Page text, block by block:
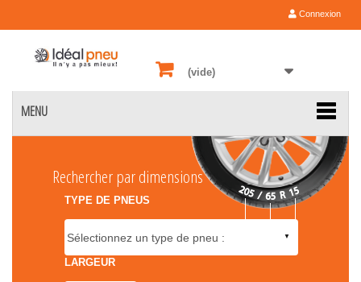
Connexion
(vide)
MENU
Rechercher par dimensions
TYPE DE PNEUS
LARGEUR